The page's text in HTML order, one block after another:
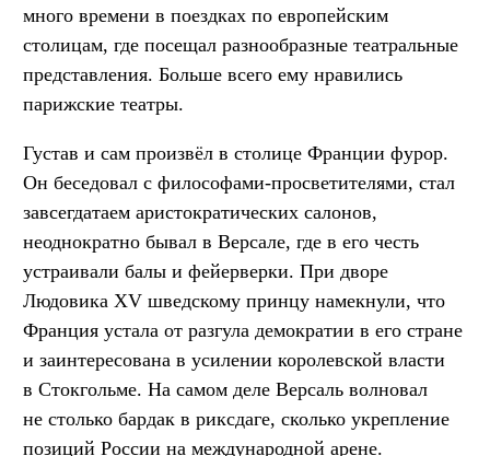
много времени в поездках по европейским
столицам, где посещал разнообразные театральные
представления. Больше всего ему нравились
парижские театры.
Густав и сам произвёл в столице Франции фурор.
Он беседовал с философами-просветителями, стал
завсегдатаем аристократических салонов,
неоднократно бывал в Версале, где в его честь
устраивали балы и фейерверки. При дворе
Людовика XV шведскому принцу намекнули, что
Франция устала от разгула демократии в его стране
и заинтересована в усилении королевской власти
в Стокгольме. На самом деле Версаль волновал
не столько бардак в риксдаге, сколько укрепление
позиций России на международной арене.